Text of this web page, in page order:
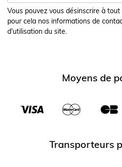
Vous pouvez vous désinscrire à
pour cela nos informations de
d'utilisation du site.
Moyens de
Transporteurs